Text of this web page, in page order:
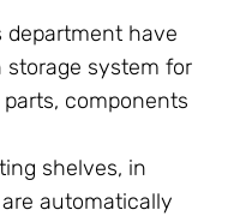
department have
storage system for
components
shelves, in
automatically